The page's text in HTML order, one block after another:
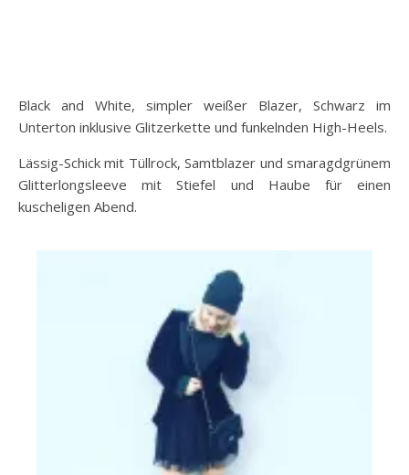
Black and White, simpler weißer Blazer, Schwarz im
Unterton inklusive Glitzerkette und funkelnden High-Heels.
Lässig-Schick mit Tüllrock, Samtblazer und smaragdgrünem
Glitterlongsleeve mit Stiefel und Haube für einen
kuscheligen Abend.